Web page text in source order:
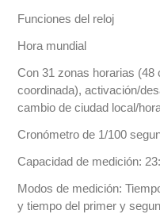
Funciones del reloj
Hora mundial
Con 31 zonas horarias
coordinada), activación/
cambio de ciudad local/
Cronómetro de 1/100
Capacidad de medición:
Modos de medición:
y tiempo del primer y